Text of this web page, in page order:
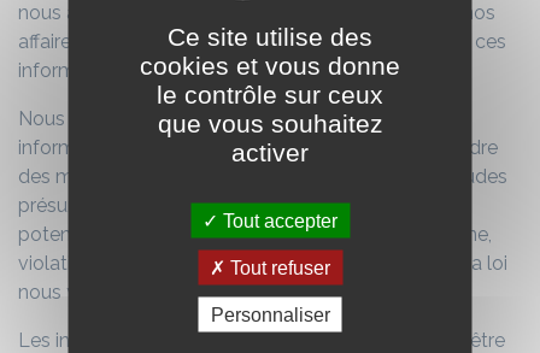
nous aident à exploiter notre site Web ou à mener nos
affaires, tant que ces parties conviennent de garder ces
informations confidentielles.
Nous pensons qu’il est nécessaire de partager des
informations afin d’enquêter, de prévenir ou de prendre
des mesures concernant des activités illégales, fraudes
présumées, situations impliquant des menaces
potentielles à la sécurité physique de toute personne,
violations de nos conditions d’utilisation, ou quand la loi
nous y contraint.
Les informations non-privées, cependant, peuvent être
Ce site utilise des
cookies et vous donne
le contrôle sur ceux
que vous souhaitez
activer
Tout accepter
Tout refuser
Personnaliser